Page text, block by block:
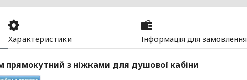
Характеристики Інформація для замовлення
прямокутний з ніжками для душової кабіни